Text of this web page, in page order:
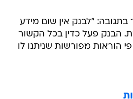
"לבנק אין שום מידע
הבנק פעל כדין בכל הקשור
הוראות מפורשות שניתנו לו